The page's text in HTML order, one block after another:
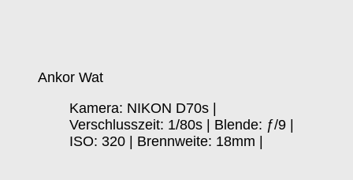
Ankor Wat
Kamera: NIKON D70s |
Verschlusszeit: 1/80s | Blende: ƒ/9 |
ISO: 320 | Brennweite: 18mm |